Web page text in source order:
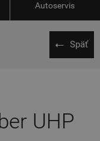
Autoservis
Späť
UHP